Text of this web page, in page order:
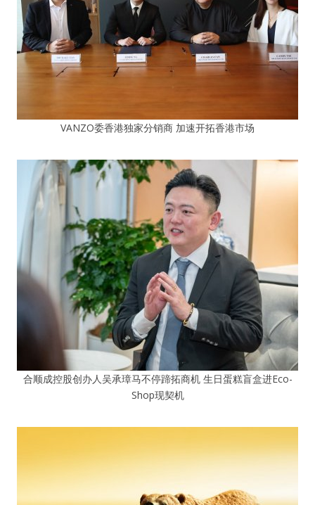
VANZO委香港独家分销商 加速开拓香港市场
合顺成控股创办人吴承璋马不停蹄拓商机 生日蛋糕盲盒进Eco-
Shop现契机